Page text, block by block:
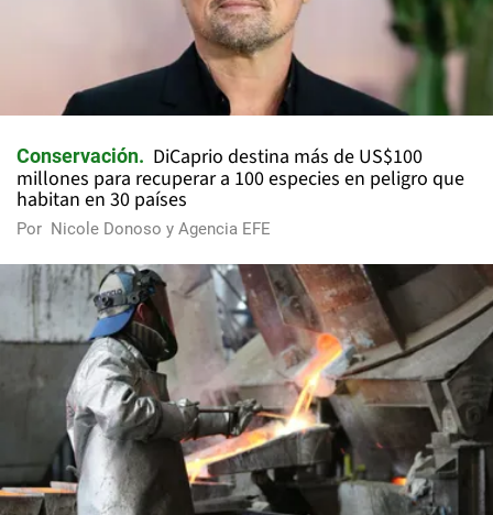
Conservación
DiCaprio destina más de US$100
millones para recuperar a 100 especies en peligro que
habitan en 30 países
Por Nicole Donoso y Agencia EFE